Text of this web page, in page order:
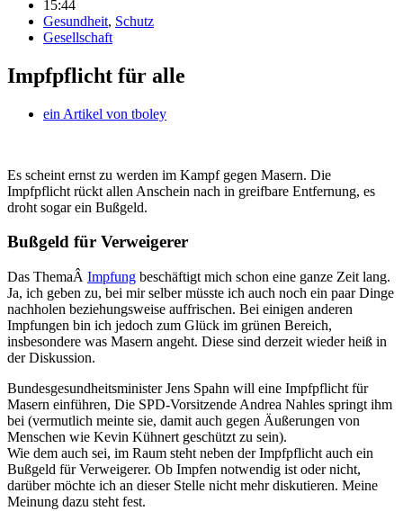
15:44
Gesundheit, Schutz
Gesellschaft
Impfpflicht für alle
ein Artikel von tboley
Es scheint ernst zu werden im Kampf gegen Masern. Die
Impfpflicht rückt allen Anschein nach in greifbare Entfernung, es
droht sogar ein Bußgeld.
Bußgeld für Verweigerer
Das ThemaÂ Impfung beschäftigt mich schon eine ganze Zeit lang.
Ja, ich geben zu, bei mir selber müsste ich auch noch ein paar Dinge
nachholen beziehungsweise auffrischen. Bei einigen anderen
Impfungen bin ich jedoch zum Glück im grünen Bereich,
insbesondere was Masern angeht. Diese sind derzeit wieder heiß in
der Diskussion.
Bundesgesundheitsminister Jens Spahn will eine Impfpflicht für
Masern einführen, Die SPD-Vorsitzende Andrea Nahles springt ihm
bei (vermutlich meinte sie, damit auch gegen Äußerungen von
Menschen wie Kevin Kühnert geschützt zu sein).
Wie dem auch sei, im Raum steht neben der Impfpflicht auch ein
Bußgeld für Verweigerer. Ob Impfen notwendig ist oder nicht,
darüber möchte ich an dieser Stelle nicht mehr diskutieren. Meine
Meinung dazu steht fest.